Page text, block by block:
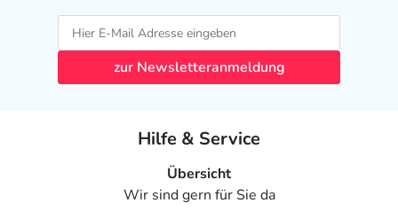
zur Newsletteranmeldung
Hilfe & Service
Übersicht
Wir sind gern für Sie da